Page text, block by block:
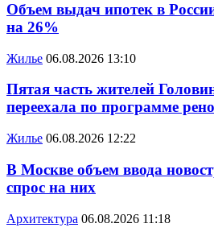
Объем выдач ипотек в
на 26%
Жилье 06.08.2026 13:10
Пятая часть жителей
переехала по программе
Жилье 06.08.2026 12:22
В Москве объем ввода
спрос на них
Архитектура 06.08.2026 11:18